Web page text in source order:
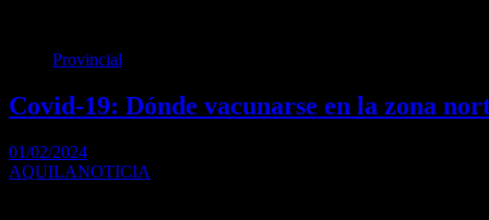
Provincial
Covid-19: Dónde vacunarse en la zona
01/02/2024
AQUILANOTICIA